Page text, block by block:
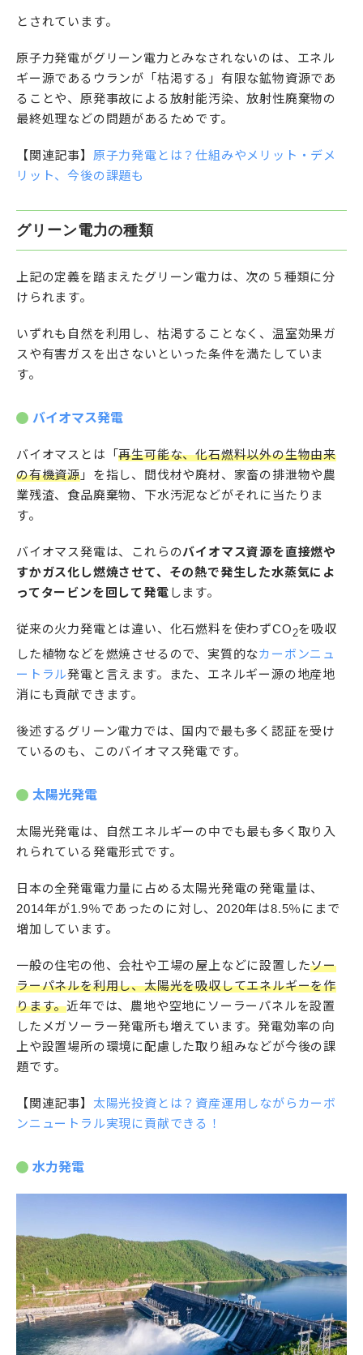
とされています。
原子力発電がグリーン電力とみなされないのは、エネル
ギー源であるウランが「枯渇する」有限な鉱物資源であ
ることや、原発事故による放射能汚染、放射性廃棄物の
最終処理などの問題があるためです。
【関連記事】 原子力発電とは？仕組みやメリット・デメ
リット、今後の課題も
グリーン電力の種類
上記の定義を踏まえたグリーン電力は、次の５種類に分
けられます。
いずれも自然を利用し、枯渇することなく、温室効果ガ
スや有害ガスを出さないといった条件を満たしていま
す。
バイオマス発電
バイオマスとは「再生可能な、化石燃料以外の生物由来
の有機資源 」を指し、間伐材や廃材、家畜の排泄物や農
業残渣、食品廃棄物、下水汚泥などがそれに当たりま
す。
バイオマス発電は、これらのバイオマス資源を直接燃や
すかガス化し燃焼させて、その熱で発生した水蒸気によ
ってタービンを回して発電 します。
従来の火力発電とは違い、化石燃料を使わずCO2を吸収
した植物などを燃焼させるので、実質的なカーボンニュ
ートラル発電と言えます。また、エネルギー源の地産地
消にも貢献できます。
後述するグリーン電力では、国内で最も多く認証を受け
ているのも、このバイオマス発電です。
太陽光発電
太陽光発電は、自然エネルギーの中でも最も多く取り入
れられている発電形式です。
日本の全発電電力量に占める太陽光発電の発電量は、
2014年が1.9％であったのに対し、2020年は8.5％にまで
増加しています。
一般の住宅の他、会社や工場の屋上などに設置したソー
ラーパネルを利用し、太陽光を吸収してエネルギーを作
ります。近年では、農地や空地にソーラーパネルを設置
したメガソーラー発電所も増えています。発電効率の向
上や設置場所の環境に配慮した取り組みなどが今後の課
題です。
【関連記事】 太陽光投資とは？資産運用しながらカーボ
ンニュートラル実現に貢献できる！
水力発電